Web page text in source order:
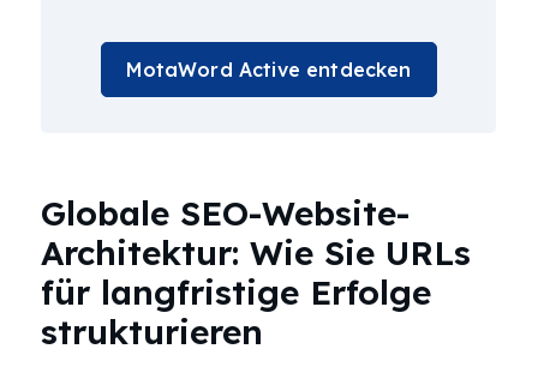
MotaWord Active entdecken
Globale SEO-Website-
Architektur: Wie Sie URLs
für langfristige Erfolge
strukturieren